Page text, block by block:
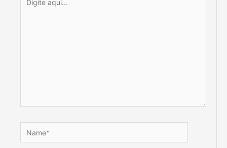
aqui...